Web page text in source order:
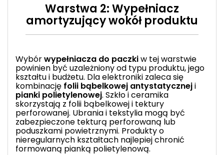
Warstwa 2: Wypełniacz
amortyzujący wokół produktu
Wybórwypełniacza do paczkiw tej warstwie
powinien być uzależniony od typu produktu, jego
kształtu i budżetu. Dla elektroniki zaleca się
kombinację folii bąbelkowej antystatyczneji
pianki polietylenowej. Szkło i ceramika
skorzystają z folii bąbelkowej i tektury
perforowanej. Ubrania i tekstylia mogą być
zabezpieczone tekturą perforowaną lub
poduszkami powietrznymi. Produkty o
nieregularnych kształtach najlepiej chronić
formowaną pianką polietylenową.